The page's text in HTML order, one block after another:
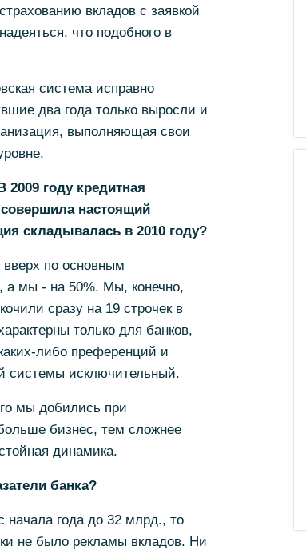
вкладов с заявкой
что подобного в
система исправно
два года только выросли и
выполняющая свои
году кредитная
настоящий
складывалась в 2010 году?
по основным
а мы - на 50%. Мы, конечно,
сразу на 19 строчек в
только для банков,
либо преференций и
системы исключительный.
мы добились при
бизнес, тем сложнее
динамика.
банка?
года до 32 млрд., то
не было рекламы вкладов. Ни